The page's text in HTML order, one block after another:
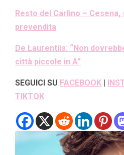
Resto del Carlino –
prevendita
De Laurentiis: “Non
città piccole in A”
SEGUICI SU FACEBOOK |
TIKTOK